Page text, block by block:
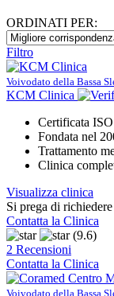
ORDINATI PER:
Filtro
Voivodato della Bassa
KCM Clinica
Certificata ISO
Fondata nel
Trattamento
Clinica
Visualizza clinica
Si prega di richiedere
Contatta la Clinica
(9.6)
2 Recensioni
Contatta la Clinica
Voivodato della Bassa